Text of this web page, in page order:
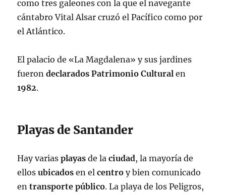
como tres galeones con la que el navegante
cántabro Vital Alsar cruzó el Pacífico como por
el Atlántico.
El palacio de «La Magdalena» y sus jardines
fuerondeclarados Patrimonio Cultural en
1982.
Playas de Santander
Hay variasplayas de laciudad, la mayoría de
ellosubicados en elcentro y bien comunicado
entransporte público. La playa de los Peligros,